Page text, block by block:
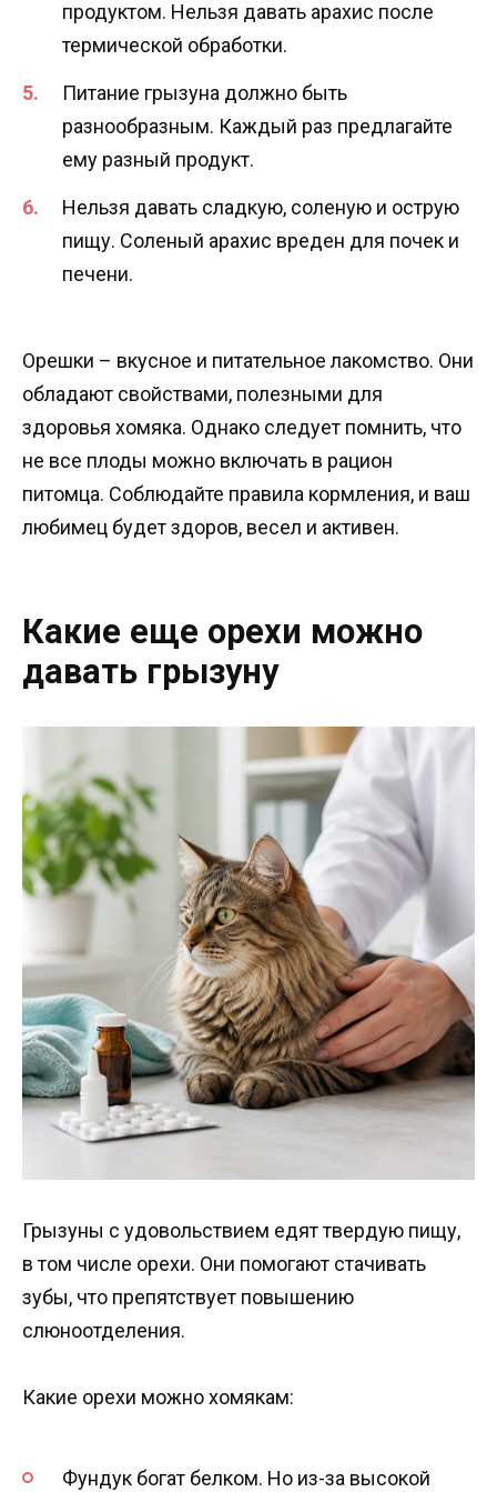
продуктом. Нельзя давать арахис после
термической обработки.
Питание грызуна должно быть
разнообразным. Каждый раз предлагайте
ему разный продукт.
Нельзя давать сладкую, соленую и острую
пищу. Соленый арахис вреден для почек и
печени.
Орешки – вкусное и питательное лакомство. Они
обладают свойствами, полезными для
здоровья хомяка. Однако следует помнить, что
не все плоды можно включать в рацион
питомца. Соблюдайте правила кормления, и ваш
любимец будет здоров, весел и активен.
Какие еще орехи можно
давать грызуну
Грызуны с удовольствием едят твердую пищу,
в том числе орехи. Они помогают стачивать
зубы, что препятствует повышению
слюноотделения.
Какие орехи можно хомякам:
Фундук богат белком. Но из-за высокой